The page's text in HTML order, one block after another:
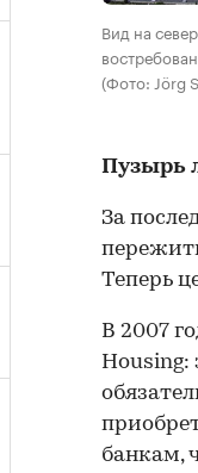
Вид на
(Фото: Jörg
Пузырь
За
Теперь
В 2007
Housing:
банкам,